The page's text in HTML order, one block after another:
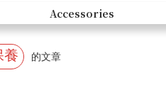
養 的文章